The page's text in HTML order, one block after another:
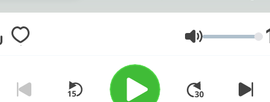
Ignatius.
Volume